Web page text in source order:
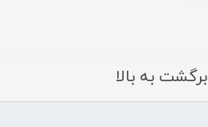
برگشت به بالا